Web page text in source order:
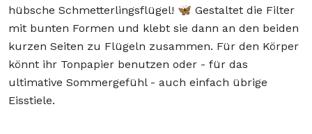
hübsche Schmetterlingsflügel! 🦋 Gestaltet die Filter
mit bunten Formen und klebt sie dann an den beiden
kurzen Seiten zu Flügeln zusammen. Für den Körper
könnt ihr Tonpapier benutzen oder - für das
ultimative Sommergefühl - auch einfach übrige
Eisstiele.